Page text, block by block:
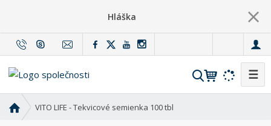
Hláška
z
V
☰
v
VITO LIFE - Tekvicové semienka 100 tbl